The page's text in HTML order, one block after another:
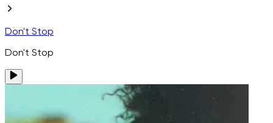
Don't Stop
Don't Stop